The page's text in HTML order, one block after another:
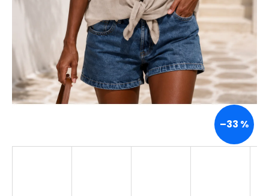
–33 %
í
t
?